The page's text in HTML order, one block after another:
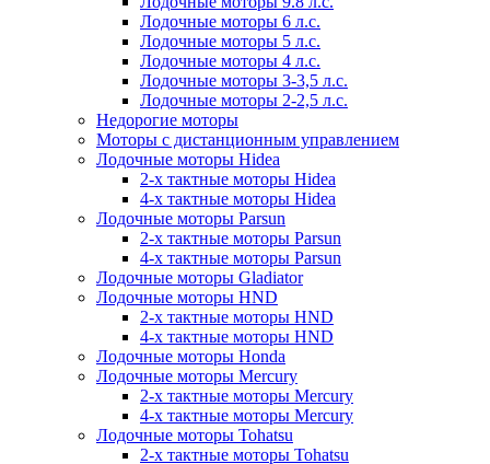
Лодочные моторы 6 л.с.
Лодочные моторы 5 л.с.
Лодочные моторы 4 л.с.
Лодочные моторы 3-3,5 л.с.
Лодочные моторы 2-2,5 л.с.
Недорогие моторы
Моторы с дистанционным управлением
Лодочные моторы Hidea
2-х тактные моторы Hidea
4-х тактные моторы Hidea
Лодочные моторы Parsun
2-х тактные моторы Parsun
4-х тактные моторы Parsun
Лодочные моторы Gladiator
Лодочные моторы HND
2-х тактные моторы HND
4-х тактные моторы HND
Лодочные моторы Honda
Лодочные моторы Mercury
2-х тактные моторы Mercury
4-х тактные моторы Mercury
Лодочные моторы Tohatsu
2-х тактные моторы Tohatsu